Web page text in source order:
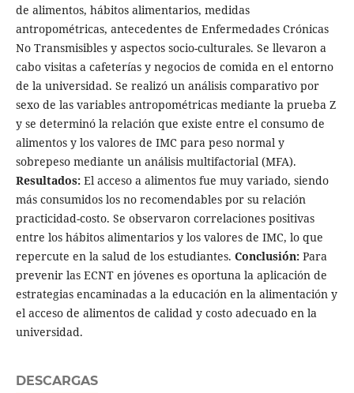
de alimentos, hábitos alimentarios, medidas
antropométricas, antecedentes de Enfermedades Crónicas
No Transmisibles y aspectos socio-culturales. Se llevaron a
cabo visitas a cafeterías y negocios de comida en el entorno
de la universidad. Se realizó un análisis comparativo por
sexo de las variables antropométricas mediante la prueba Z
y se determinó la relación que existe entre el consumo de
alimentos y los valores de IMC para peso normal y
sobrepeso mediante un análisis multifactorial (MFA).
Resultados: El acceso a alimentos fue muy variado, siendo
más consumidos los no recomendables por su relación
practicidad-costo. Se observaron correlaciones positivas
entre los hábitos alimentarios y los valores de IMC, lo que
repercute en la salud de los estudiantes. Conclusión: Para
prevenir las ECNT en jóvenes es oportuna la aplicación de
estrategias encaminadas a la educación en la alimentación y
el acceso de alimentos de calidad y costo adecuado en la
universidad.
DESCARGAS